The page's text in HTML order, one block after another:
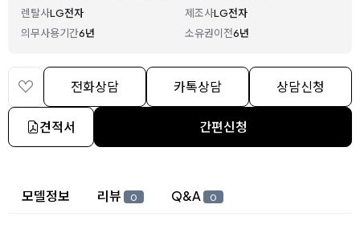
렌탈사LG전자 제조사LG전자
의무사용기간6년 소유권이전6년
전화상담 카톡상담 상담신청
견적서 간편신청
상세 정보
모델정보 리뷰 0 Q&A 0